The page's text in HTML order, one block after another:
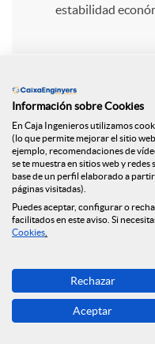
e
n
R
e
d
estabilidad
Volver
Los
de
Información sobre Cookies
En Caja Ingenieros utilizamos
(lo que permite mejorar el sitio
ejemplo, recomendaciones de
se te muestra en sitios web y
base de un perfil elaborado a
páginas visitadas).
Puedes aceptar, configurar o
facilitados en este aviso. Si
Cookies
Rechazar
Aceptar